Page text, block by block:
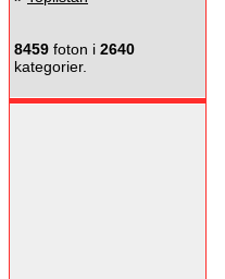
8459 foton i 2640
kategorier.